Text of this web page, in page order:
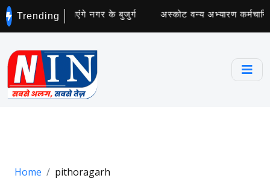
Trending
अभियान चलाएंगे नगर के बुजुर्ग अस्कोट वन्य अभ्यारण
Home pithoragarh